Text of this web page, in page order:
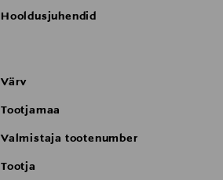
Hooldusjuhendid
Värv
Tootjamaa
Valmistaja tootenumber
Tootja